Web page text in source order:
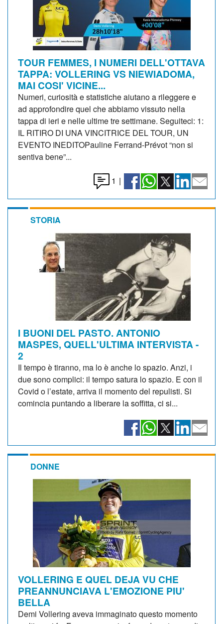
TOUR FEMMES, I NUMERI DELL'OTTAVA
TAPPA: VOLLERING VS NIEWIADOMA,
MAI COSI' VICINE...
Numeri, curiosità e statistiche aiutano a rileggere e
ad approfondire quel che abbiamo vissuto nella
tappa di ieri e nelle ultime tre settimane. Seguiteci: 1:
IL RITIRO DI UNA VINCITRICE DEL TOUR, UN
EVENTO INEDITOPauline Ferrand-Prévot “non si
sentiva bene”...
1 |
STORIA
I BUONI DEL PASTO. ANTONIO
MASPES, QUELL'ULTIMA INTERVISTA -
2
Il tempo è tiranno, ma lo è anche lo spazio. Anzi, i
due sono complici: il tempo satura lo spazio. E con il
Covid o l’estate, arriva il momento del repulisti. Si
comincia puntando a liberare la soffitta, ci si...
DONNE
VOLLERING E QUEL DEJA VU CHE
PREANNUNCIAVA L'EMOZIONE PIU'
BELLA
Demi Vollering aveva immaginato questo momento